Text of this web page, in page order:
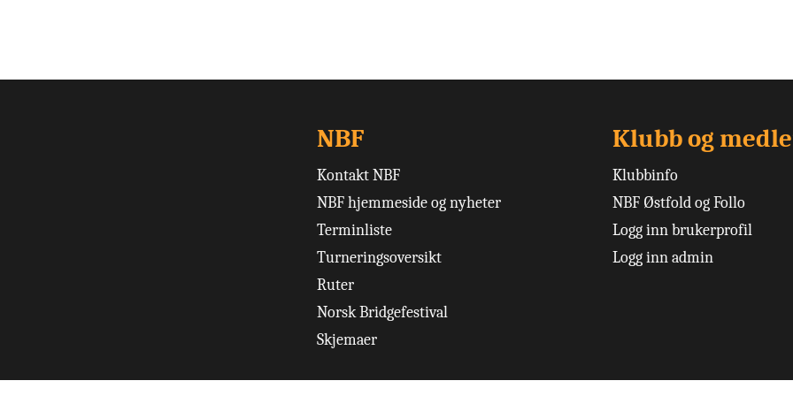
NBF
Kontakt NBF
NBF hjemmeside og nyheter
Terminliste
Turneringsoversikt
Ruter
Norsk Bridgefestival
Skjemaer
Klubb og
Klubbinfo
NBF Østfold og Follo
Logg inn brukerprofil
Logg inn admin